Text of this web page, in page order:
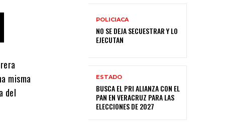
misma
del
POLICIACA
NO SE DEJA SECUESTRAR Y LO
EJECUTAN
ESTADO
BUSCA EL PRI ALIANZA CON EL
PAN EN VERACRUZ PARA LAS
ELECCIONES DE 2027